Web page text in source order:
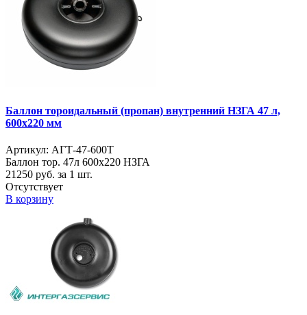
Баллон тороидальный (пропан) внутренний НЗГА 47 л,
600х220 мм
Артикул: АГТ-47-600Т
Баллон тор. 47л 600х220 НЗГА
21250 руб. за 1 шт.
Отсутствует
В корзину